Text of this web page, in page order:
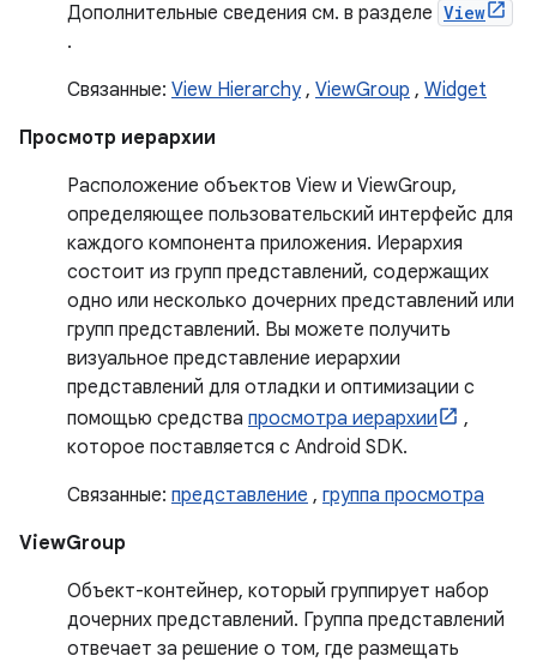
Дополнительные сведения см. в разделе View
.
Связанные: View Hierarchy, ViewGroup , Widget
Просмотр иерархии
Расположение объектов View и ViewGroup,
определяющее пользовательский интерфейс для
каждого компонента приложения. Иерархия
состоит из групп представлений, содержащих
одно или несколько дочерних представлений или
групп представлений. Вы можете получить
визуальное представление иерархии
представлений для отладки и оптимизации с
помощью средства просмотра иерархии
,
которое поставляется с Android SDK.
Связанные: представление , группа просмотра
ViewGroup
Объект-контейнер, который группирует набор
дочерних представлений. Группа представлений
отвечает за решение о том, где размещать